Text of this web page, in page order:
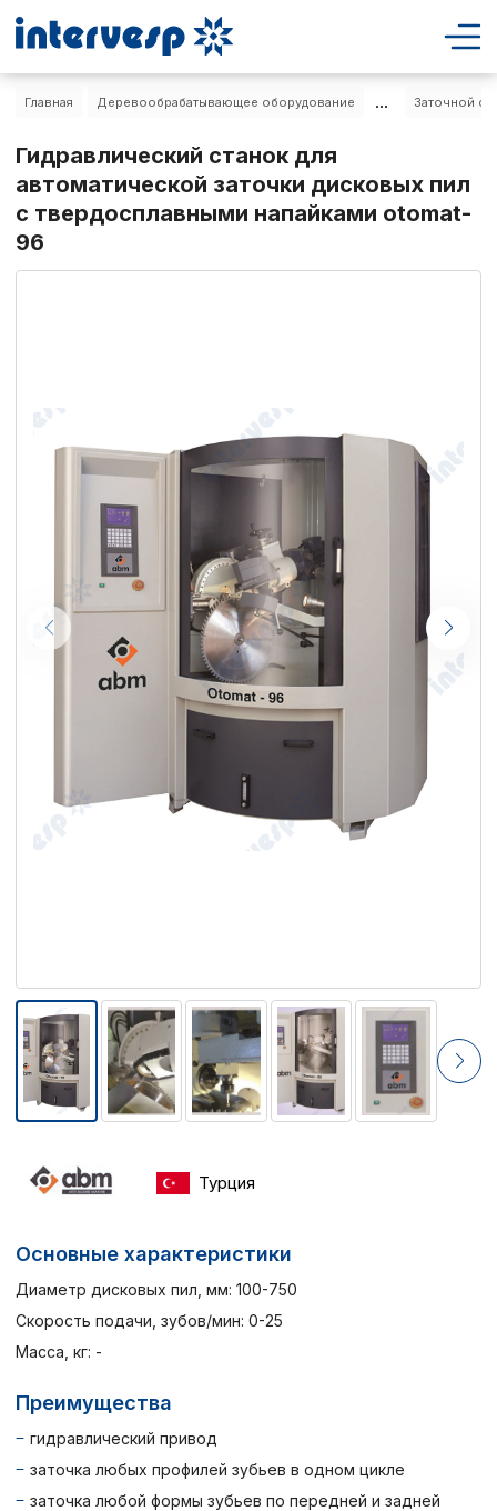
Главная Деревообрабатывающее оборудование ... Заточной
Гидравлический станок для
автоматической заточки дисковых пил
с твердосплавными напайками otomat-
96
Турция
Основные характеристики
Диаметр дисковых пил, мм: 100-750
Скорость подачи, зубов/мин: 0-25
Масса, кг: -
Преимущества
гидравлический привод
заточка любых профилей зубьев в одном цикле
заточка любой формы зубьев по передней и задней